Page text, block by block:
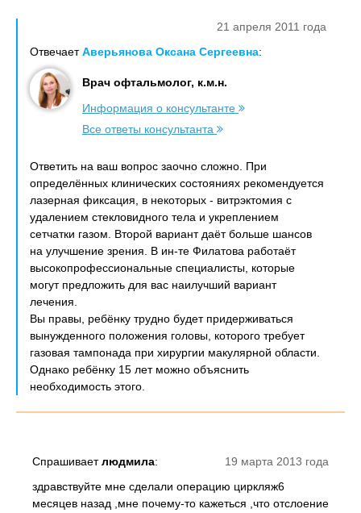
21 апреля 2011 года
ОтвечаетАверьянова Оксана Сергеевна:
Врач офтальмолог, к.м.н.
Информация о консультанте
Все ответы консультанта
Ответить на ваш вопрос заочно сложно. При
определённых клинических состояниях рекомендуется
лазерная фиксация, в некоторых - витрэктомия с
удалением стекловидного тела и укреплением
сетчатки газом. Второй вариант даёт больше шансов
на улучшение зрения. В ин-те Филатова работаёт
высокопрофессиональные специалисты, которые
могут предложить для вас наилучший вариант
лечения.
Вы правы, ребёнку трудно будет придерживаться
вынужденного положения головы, которого требует
газовая тампонада при хирургии макулярной области.
Однако ребёнку 15 лет можно объяснить
необходимость этого.
19 марта 2013 года
Спрашиваетлюдмила:
здравствуйте мне сделали операцию циркляж6
месяцев назад ,мне почему-то кажеться ,что отслоение